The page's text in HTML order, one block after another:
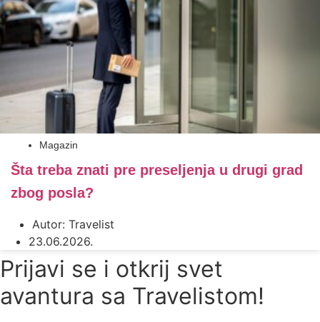
Magazin
Šta treba znati pre preseljenja u drugi grad
zbog posla?
Autor: Travelist
23.06.2026.
Prijavi se i otkrij svet
avantura sa Travelistom!